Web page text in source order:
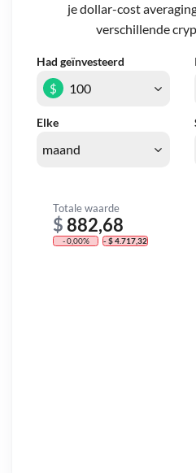
je dollar-cost
verschillende
Had geïnvesteerd
Elke
$
Totale waarde
$ 882,68
- 0,00% - $ 4.717,32